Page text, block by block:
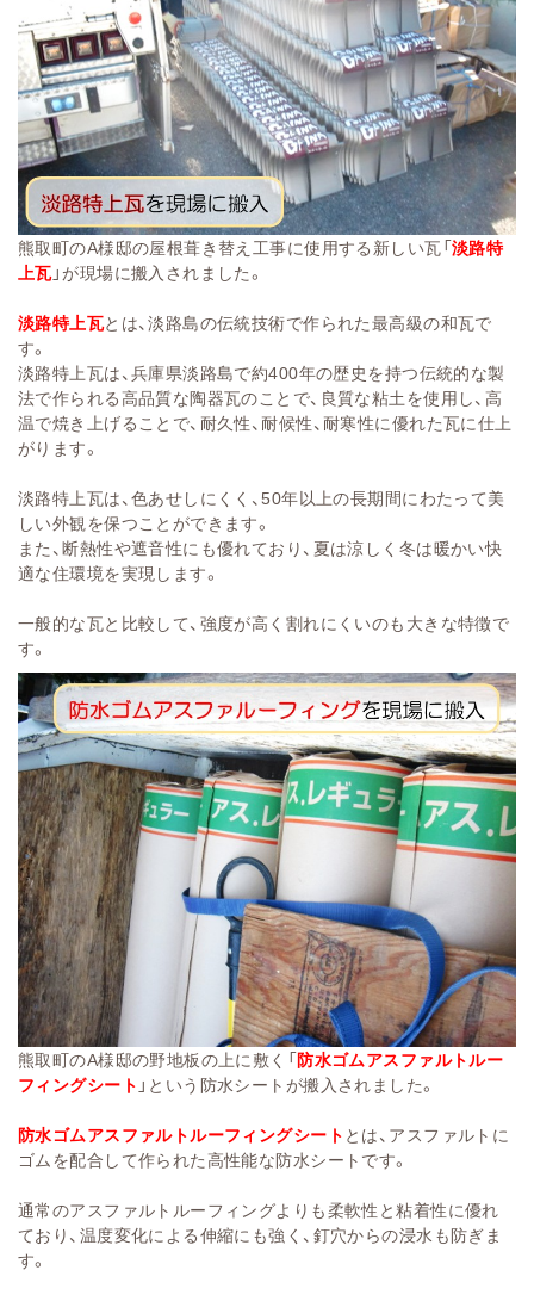
熊取町のA様邸の屋根葺き替え工事に使用する新しい瓦「淡路特
上瓦」が現場に搬入されました。
淡路特上瓦とは、淡路島の伝統技術で作られた最高級の和瓦で
す。
淡路特上瓦は、兵庫県淡路島で約400年の歴史を持つ伝統的な製
法で作られる高品質な陶器瓦のことで、良質な粘土を使用し、高
温で焼き上げることで、耐久性、耐候性、耐寒性に優れた瓦に仕上
がります。
淡路特上瓦は、色あせしにくく、50年以上の長期間にわたって美
しい外観を保つことができます。
また、断熱性や遮音性にも優れており、夏は涼しく冬は暖かい快
適な住環境を実現します。
一般的な瓦と比較して、強度が高く割れにくいのも大きな特徴で
す。
熊取町のA様邸の野地板の上に敷く「防水ゴムアスファルトルー
フィングシート 」という防水シートが搬入されました。
防水ゴムアスファルトルーフィングシート とは、アスファルトに
ゴムを配合して作られた高性能な防水シートです。
通常のアスファルトルーフィングよりも柔軟性と粘着性に優れ
ており、温度変化による伸縮にも強く、釘穴からの浸水も防ぎま
す。